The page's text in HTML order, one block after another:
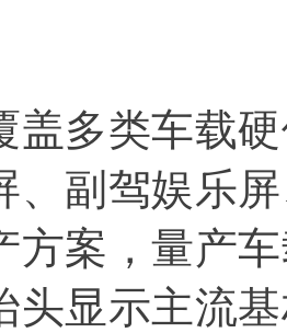
盖多类车载
、副驾娱乐
方案，量产
头显示主流